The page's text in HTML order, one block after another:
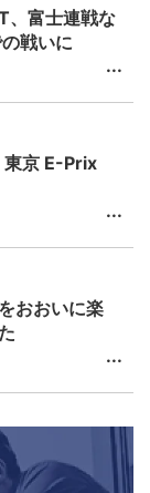
、富士連戦な
戦いに
京 E-Prix
おおいに楽